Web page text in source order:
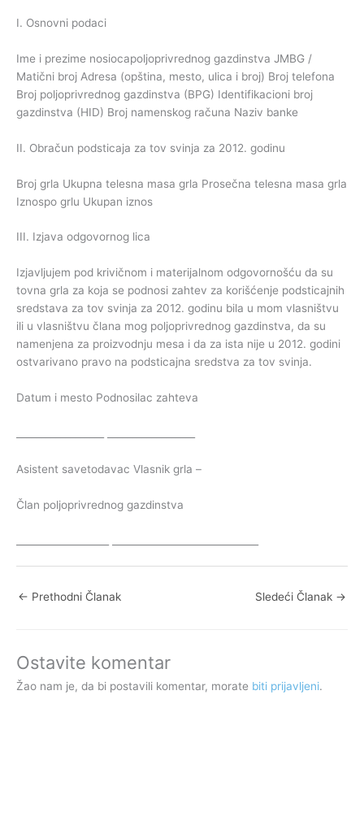
I. Osnovni podaci
Ime i prezime nosiocapoljoprivrednog gazdinstva JMBG /
Matični broj Adresa (opština, mesto, ulica i broj) Broj telefona
Broj poljoprivrednog gazdinstva (BPG) Identifikacioni broj
gazdinstva (HID) Broj namenskog računa Naziv banke
II. Obračun podsticaja za tov svinja za 2012. godinu
Broj grla Ukupna telesna masa grla Prosečna telesna masa grla
Iznospo grlu Ukupan iznos
III. Izjava odgovornog lica
Izjavljujem pod krivičnom i materijalnom odgovornošću da su
tovna grla za koja se podnosi zahtev za korišćenje podsticajnih
sredstava za tov svinja za 2012. godinu bila u mom vlasništvu
ili u vlasništvu člana mog poljoprivrednog gazdinstva, da su
namenjena za proizvodnju mesa i da za ista nije u 2012. godini
ostvarivano pravo na podsticajna sredstva za tov svinja.
Datum i mesto Podnosilac zahteva
Asistent savetodavac Vlasnik grla –
Član poljoprivrednog gazdinstva
← Prethodni Članak Sledeći Članak →
Ostavite komentar
Žao nam je, da bi postavili komentar, morate biti prijavljeni.